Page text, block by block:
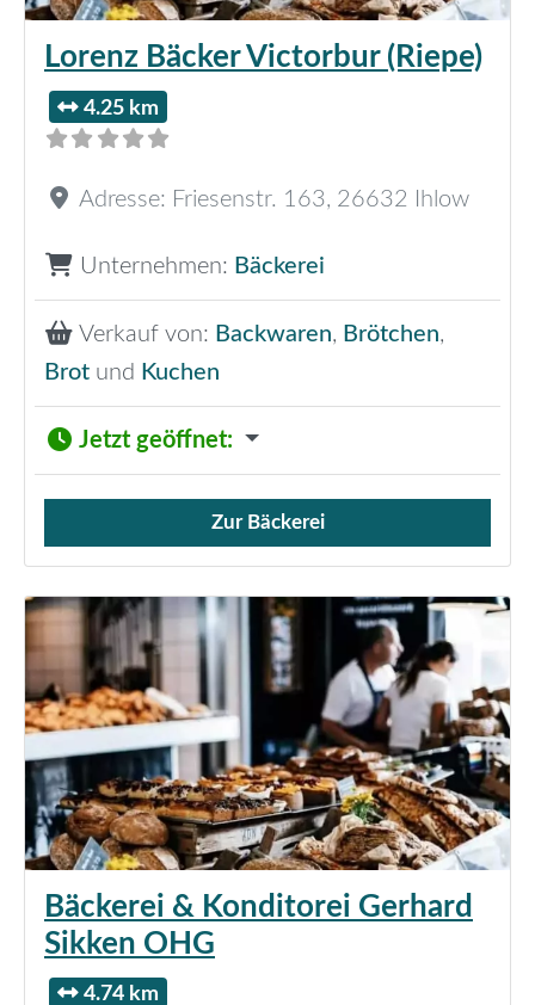
Lorenz Bäcker Victorbur (Riepe)
4.25 km
Adresse: Friesenstr. 163, 26632 Ihlow
Unternehmen: Bäckerei
Verkauf von: Backwaren, Brötchen,
Brot und Kuchen
Jetzt geöffnet:
Verkauf von Brötchen,
Zur Bäckerei
Bäckerei & Konditorei Gerhard
Sikken OHG
4.74 km